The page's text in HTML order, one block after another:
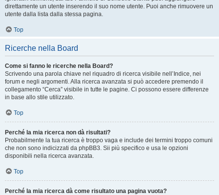
direttamente un utente inserendo il suo nome utente. Puoi anche rimuovere un
utente dalla lista dalla stessa pagina.
Top
Ricerche nella Board
Come si fanno le ricerche nella Board?
Scrivendo una parola chiave nel riquadro di ricerca visibile nell’Indice, nei
forum e negli argomenti. Alla ricerca avanzata si può accedere premendo il
collegamento “Cerca” visibile in tutte le pagine. Ci possono essere differenze
in base allo stile utilizzato.
Top
Perché la mia ricerca non dà risultati?
Probabilmente la tua ricerca è troppo vaga e include dei termini troppo comuni
che non sono indicizzati da phpBB3. Sii più specifico e usa le opzioni
disponibili nella ricerca avanzata.
Top
Perché la mia ricerca dà come risultato una pagina vuota?